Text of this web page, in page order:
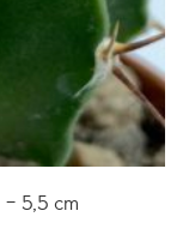
5,5 cm